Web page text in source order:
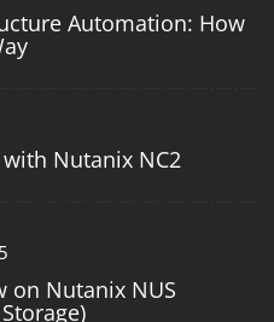
Automation: How
Nutanix NC2
on Nutanix NUS